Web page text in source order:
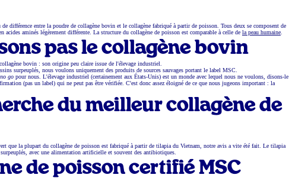
entre la poudre de collagène bovin et le collagène fabriqué à partir de poisson. Tous deux se composent de
aminés légèrement différente. La structure du collagène de poisson est comparable à celle de la peau humaine
pas le collagène bovin
bovin : son origine peu claire issue de l'élevage industriel.
surpeuplés, nous voulons uniquement des produits de sources sauvages portant le label MSC.
no go pour nous. L'élevage industriel (certainement aux États-Unis) est un monde avec lequel nous ne voulons, disons-le
(pas un label) qui ne peut pas être vérifiée. C'est donc assez éloigné de ce que nous jugeons important : la
du meilleur collagène de
que la plupart du collagène de poisson est fabriqué à partir de tilapia du Vietnam, notre avis a vite été fait. Le tilapia
avec une alimentation artificielle et souvent des antibiotiques.
de poisson certifié MSC